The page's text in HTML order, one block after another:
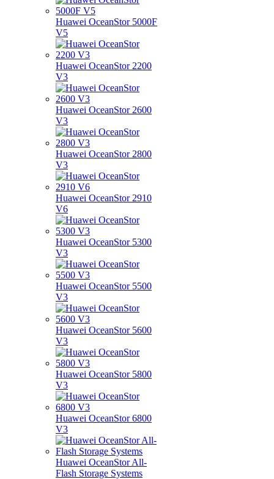
Huawei OceanStor 5000F
V5
Huawei OceanStor 2200
V3
Huawei OceanStor 2600
V3
Huawei OceanStor 2800
V3
Huawei OceanStor 2910
V6
Huawei OceanStor 5300
V3
Huawei OceanStor 5500
V3
Huawei OceanStor 5600
V3
Huawei OceanStor 5800
V3
Huawei OceanStor 6800
V3
Huawei OceanStor All-
Flash Storage Systems